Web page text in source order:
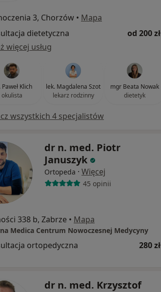
3, Chorzów • Mapa
dietetyczna
od 200 zł
więcej usług
Paweł Klich
okulista
lek. Magdalena Szot
lekarz rodzinny
mgr Beata Nowak
dietetyk
wszystkich 4 specjalistów
dr n. med. Piotr
Januszyk
Ortopeda · Więcej
45 opinii
338 b, Zabrze • Mapa
Medica Centrum Nowoczesnej Medycyny
ortopedyczna 280 zł
dr n. med. Krzysztof